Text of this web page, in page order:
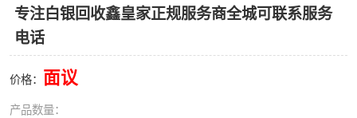
专注白银回收鑫皇家正规服务商全城可联系服务
电话
价格： 面议
产品数量：